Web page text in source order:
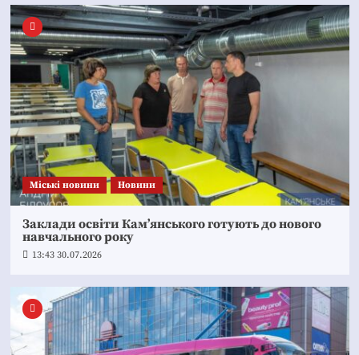
Mіські новини Новини
Заклади освіти Кам’янського готують до нового
навчального року
13:43 30.07.2026